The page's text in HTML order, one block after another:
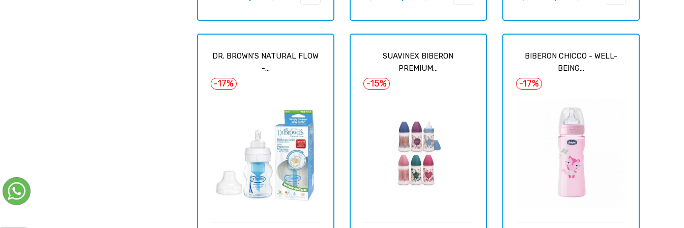
DR. BROWN'S NATURAL FLOW
-...
-17%
SUAVINEX BIBERON
PREMIUM...
-15%
BIBERON CHICCO - WELL-
BEING...
-17%